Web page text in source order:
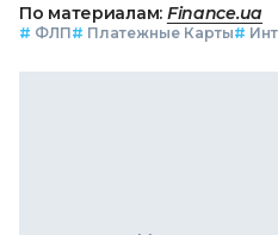
По материалам: Finance.ua
# ФЛП# Платежные Карты#